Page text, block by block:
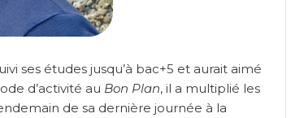
ses études jusqu’à bac+5 et aurait aimé
d’activité au Bon Plan, il a multiplié les
de sa dernière journée à la